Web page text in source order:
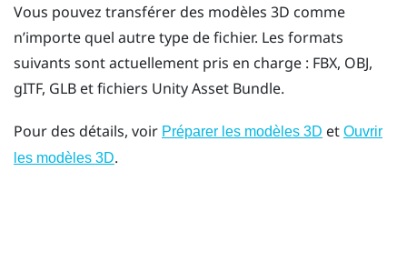
Vous pouvez transférer des modèles 3D comme
n’importe quel autre type de fichier. Les formats
suivants sont actuellement pris en charge : FBX, OBJ,
gITF, GLB et fichiers Unity Asset Bundle.
Pour des détails, voir Préparer les modèles 3D et Ouvrir
les modèles 3D.